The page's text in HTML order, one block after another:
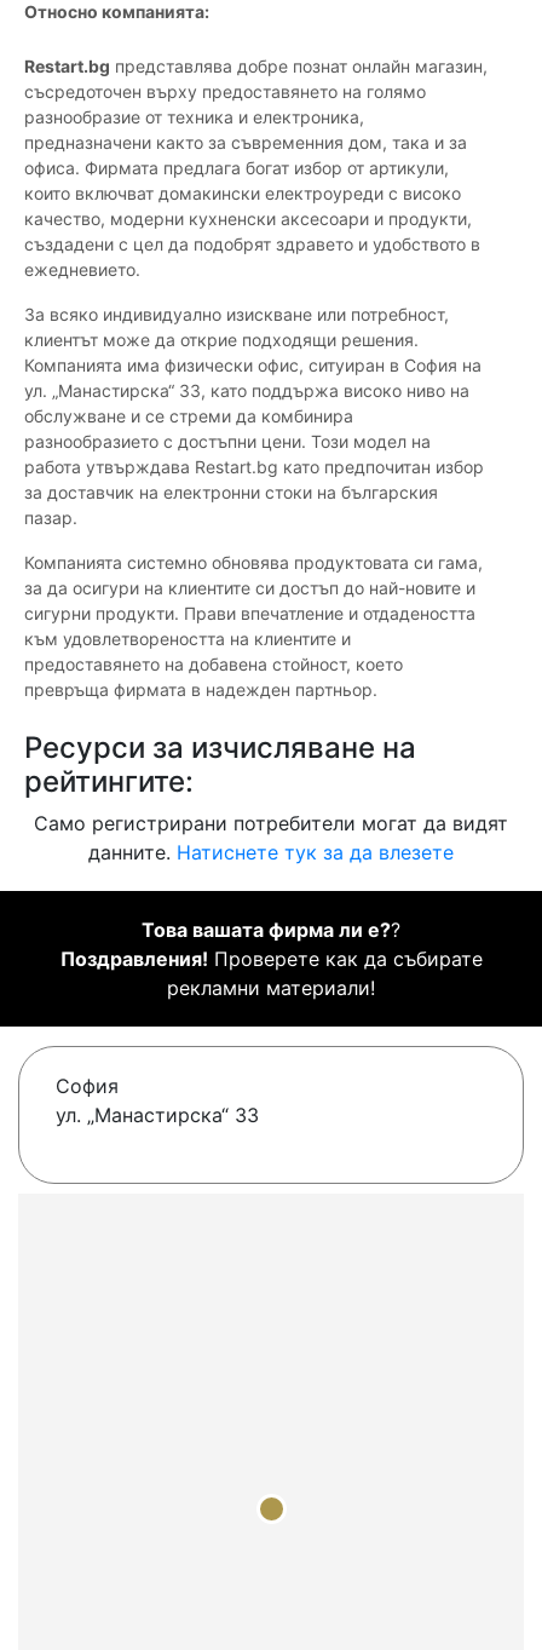
Относно компанията:
Restart.bg представлява добре познат онлайн магазин,
съсредоточен върху предоставянето на голямо
разнообразие от техника и електроника,
предназначени както за съвременния дом, така и за
офиса. Фирмата предлага богат избор от артикули,
които включват домакински електроуреди с високо
качество, модерни кухненски аксесоари и продукти,
създадени с цел да подобрят здравето и удобството в
ежедневието.
За всяко индивидуално изискване или потребност,
клиентът може да открие подходящи решения.
Компанията има физически офис, ситуиран в София на
ул. „Манастирска“ 33, като поддържа високо ниво на
обслужване и се стреми да комбинира
разнообразието с достъпни цени. Този модел на
работа утвърждава Restart.bg като предпочитан избор
за доставчик на електронни стоки на българския
пазар.
Компанията системно обновява продуктовата си гама,
за да осигури на клиентите си достъп до най-новите и
сигурни продукти. Прави впечатление и отдадеността
към удовлетвореността на клиентите и
предоставянето на добавена стойност, което
превръща фирмата в надежден партньор.
Ресурси за изчисляване на
рейтингите:
Само регистрирани потребители могат да видят
данните. Натиснете тук за да влезете
Това вашата фирма ли е??
Поздравления! Проверете как да събирате
рекламни материали!
София
ул. „Манастирска“ 33